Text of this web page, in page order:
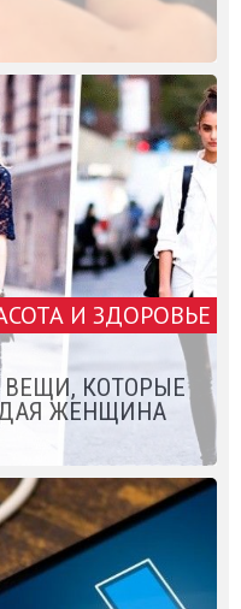
И ЗДОРОВЬЕ
ВЕЩИ, КОТОРЫЕ
ЖЕНЩИНА